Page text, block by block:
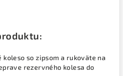
koleso so zipsom a rukoväte na
rezervného kolesa do